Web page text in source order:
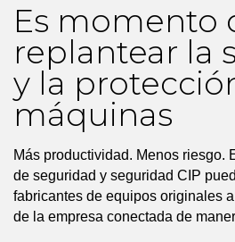
Es momento
replantear la
y la
máquinas
Más productividad. Menos riesgo.
de seguridad y seguridad CIP
fabricantes de equipos originales
de la empresa conectada de